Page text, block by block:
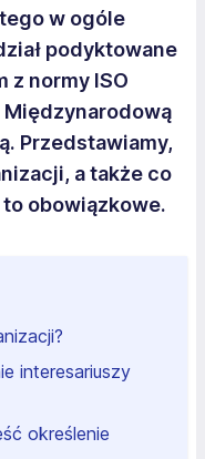
w ogóle
podyktowane
z normy ISO
Przedstawiamy,
a także co
obowiązkowe.
interesariuszy
określenie